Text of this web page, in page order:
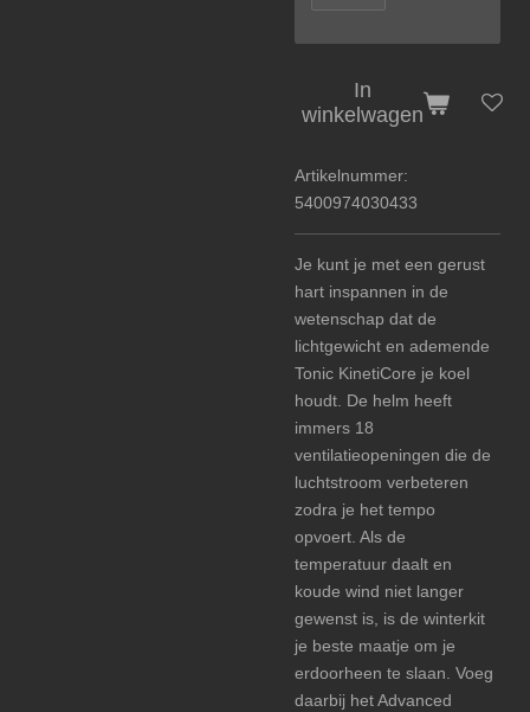
In
winkelwagen
Artikelnummer:
5400974030433
Je kunt je met een gerust
hart inspannen in de
wetenschap dat de
lichtgewicht en ademende
Tonic KinetiCore je koel
houdt. De helm heeft
immers 18
ventilatieopeningen die de
luchtstroom verbeteren
zodra je het tempo
opvoert. Als de
temperatuur daalt en
koude wind niet langer
gewenst is, is de winterkit
je beste maatje om je
erdoorheen te slaan. Voeg
daarbij het Advanced